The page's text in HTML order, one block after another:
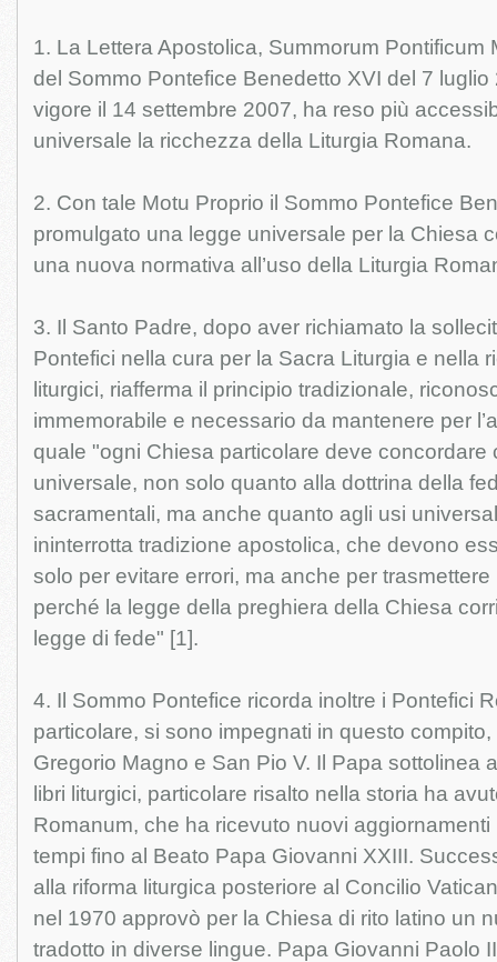
1. La Lettera Apostolica, Summorum Pontificum
del Sommo Pontefice Benedetto XVI del 7 luglio
vigore il 14 settembre 2007, ha reso più
universale la ricchezza della Liturgia Romana.
2. Con tale Motu Proprio il Sommo Pontefice
promulgato una legge universale per la Chiesa
una nuova normativa all’uso della Liturgia
3. Il Santo Padre, dopo aver richiamato la
Pontefici nella cura per la Sacra Liturgia e nella
liturgici, riafferma il principio tradizionale,
immemorabile e necessario da mantenere per
quale "ogni Chiesa particolare deve concordare
universale, non solo quanto alla dottrina della
sacramentali, ma anche quanto agli usi
ininterrotta tradizione apostolica, che devono
solo per evitare errori, ma anche per trasmettere
perché la legge della preghiera della Chiesa
legge di fede" [1].
4. Il Sommo Pontefice ricorda inoltre i Pontefici
particolare, si sono impegnati in questo
Gregorio Magno e San Pio V. Il Papa sottolinea
libri liturgici, particolare risalto nella storia ha
Romanum, che ha ricevuto nuovi
tempi fino al Beato Papa Giovanni XXIII.
alla riforma liturgica posteriore al Concilio
nel 1970 approvò per la Chiesa di rito latino un
tradotto in diverse lingue. Papa Giovanni Paolo